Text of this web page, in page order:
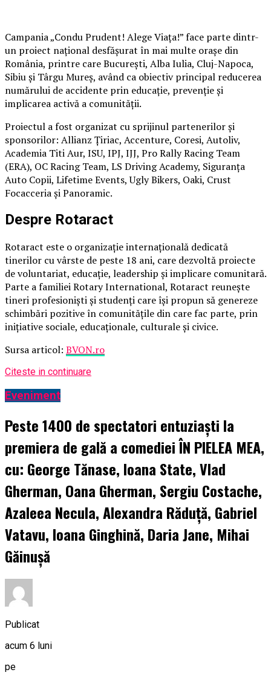
Campania „Condu Prudent! Alege Viața!” face parte dintr-
un proiect național desfășurat în mai multe orașe din
România, printre care București, Alba Iulia, Cluj-Napoca,
Sibiu și Târgu Mureș, având ca obiectiv principal reducerea
numărului de accidente prin educație, prevenție și
implicarea activă a comunității.
Proiectul a fost organizat cu sprijinul partenerilor și
sponsorilor: Allianz Țiriac, Accenture, Coresi, Autoliv,
Academia Titi Aur, ISU, IPJ, IJJ, Pro Rally Racing Team
(ERA), OC Racing Team, LS Driving Academy, Siguranța
Auto Copii, Lifetime Events, Ugly Bikers, Oaki, Crust
Focacceria și Panoramic.
Despre Rotaract
Rotaract este o organizație internațională dedicată
tinerilor cu vârste de peste 18 ani, care dezvoltă proiecte
de voluntariat, educație, leadership și implicare comunitară.
Parte a familiei Rotary International, Rotaract reunește
tineri profesioniști și studenți care își propun să genereze
schimbări pozitive în comunitățile din care fac parte, prin
inițiative sociale, educaționale, culturale și civice.
Sursa articol: BVON.ro
Citeste in continuare
Eveniment
Peste 1400 de spectatori entuziaști la
premiera de gală a comediei ÎN PIELEA MEA,
cu: George Tănase, Ioana State, Vlad
Gherman, Oana Gherman, Sergiu Costache,
Azaleea Necula, Alexandra Răduță, Gabriel
Vatavu, Ioana Ginghină, Daria Jane, Mihai
Găinușă
Publicat
acum 6 luni
pe